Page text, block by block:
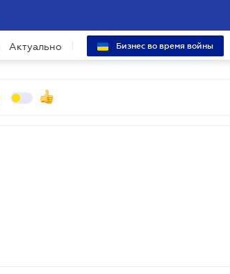
Актуально Бизнес во время войны